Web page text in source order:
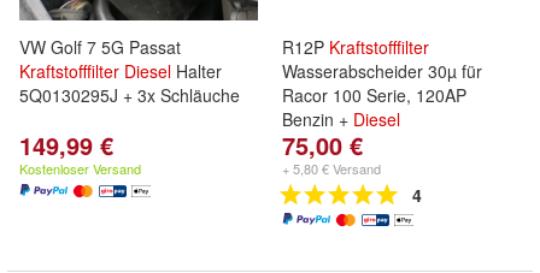
VW Golf 7 5G Passat
Kraftstofffilter Diesel Halter
5Q0130295J + 3x Schläuche
149,99 €
Kostenloser Versand
R12P Kraftstofffilter
Wasserabscheider 30µ für
Racor 100 Serie, 120AP
Benzin + Diesel
75,00 €
+ 5,80 € Versand
4